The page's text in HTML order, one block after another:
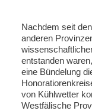
Nachdem seit
anderen
entstanden
eine Bündelung
von Kühlwetter
Westfälische